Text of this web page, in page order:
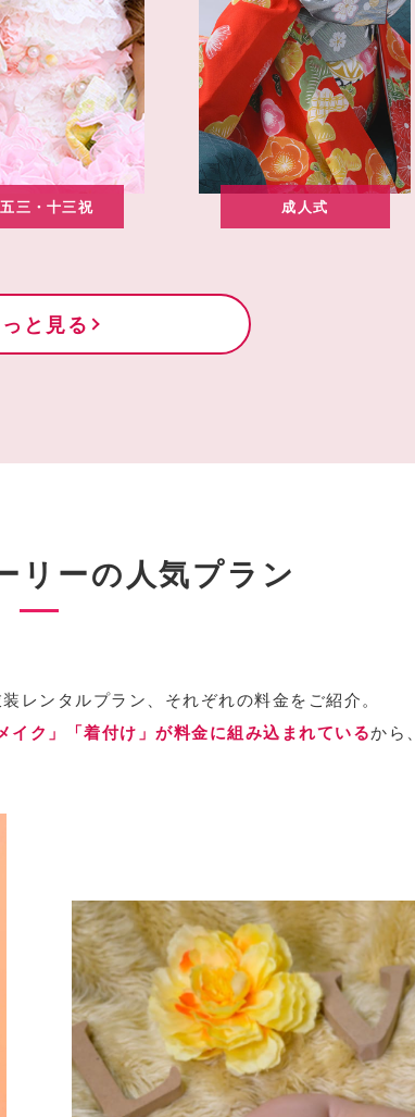
三・十三祝 成人式
と見る
リーの人気プラン
レンタルプラン、それぞれの料金をご紹介。
イク」「着付け」が料金に組み込まれているから